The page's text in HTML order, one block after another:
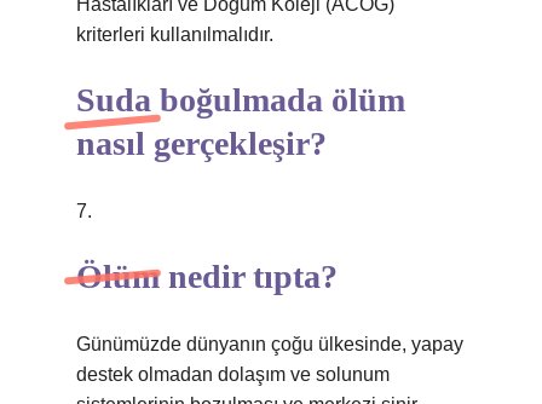
Hastalıkları ve Doğum Koleji (ACOG)
kriterleri kullanılmalıdır.
Suda boğulmada ölüm
nasıl gerçekleşir?
7.
Ölüm nedir tıpta?
Günümüzde dünyanın çoğu ülkesinde, yapay
destek olmadan dolaşım ve solunum